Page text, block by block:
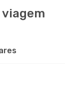
viagem